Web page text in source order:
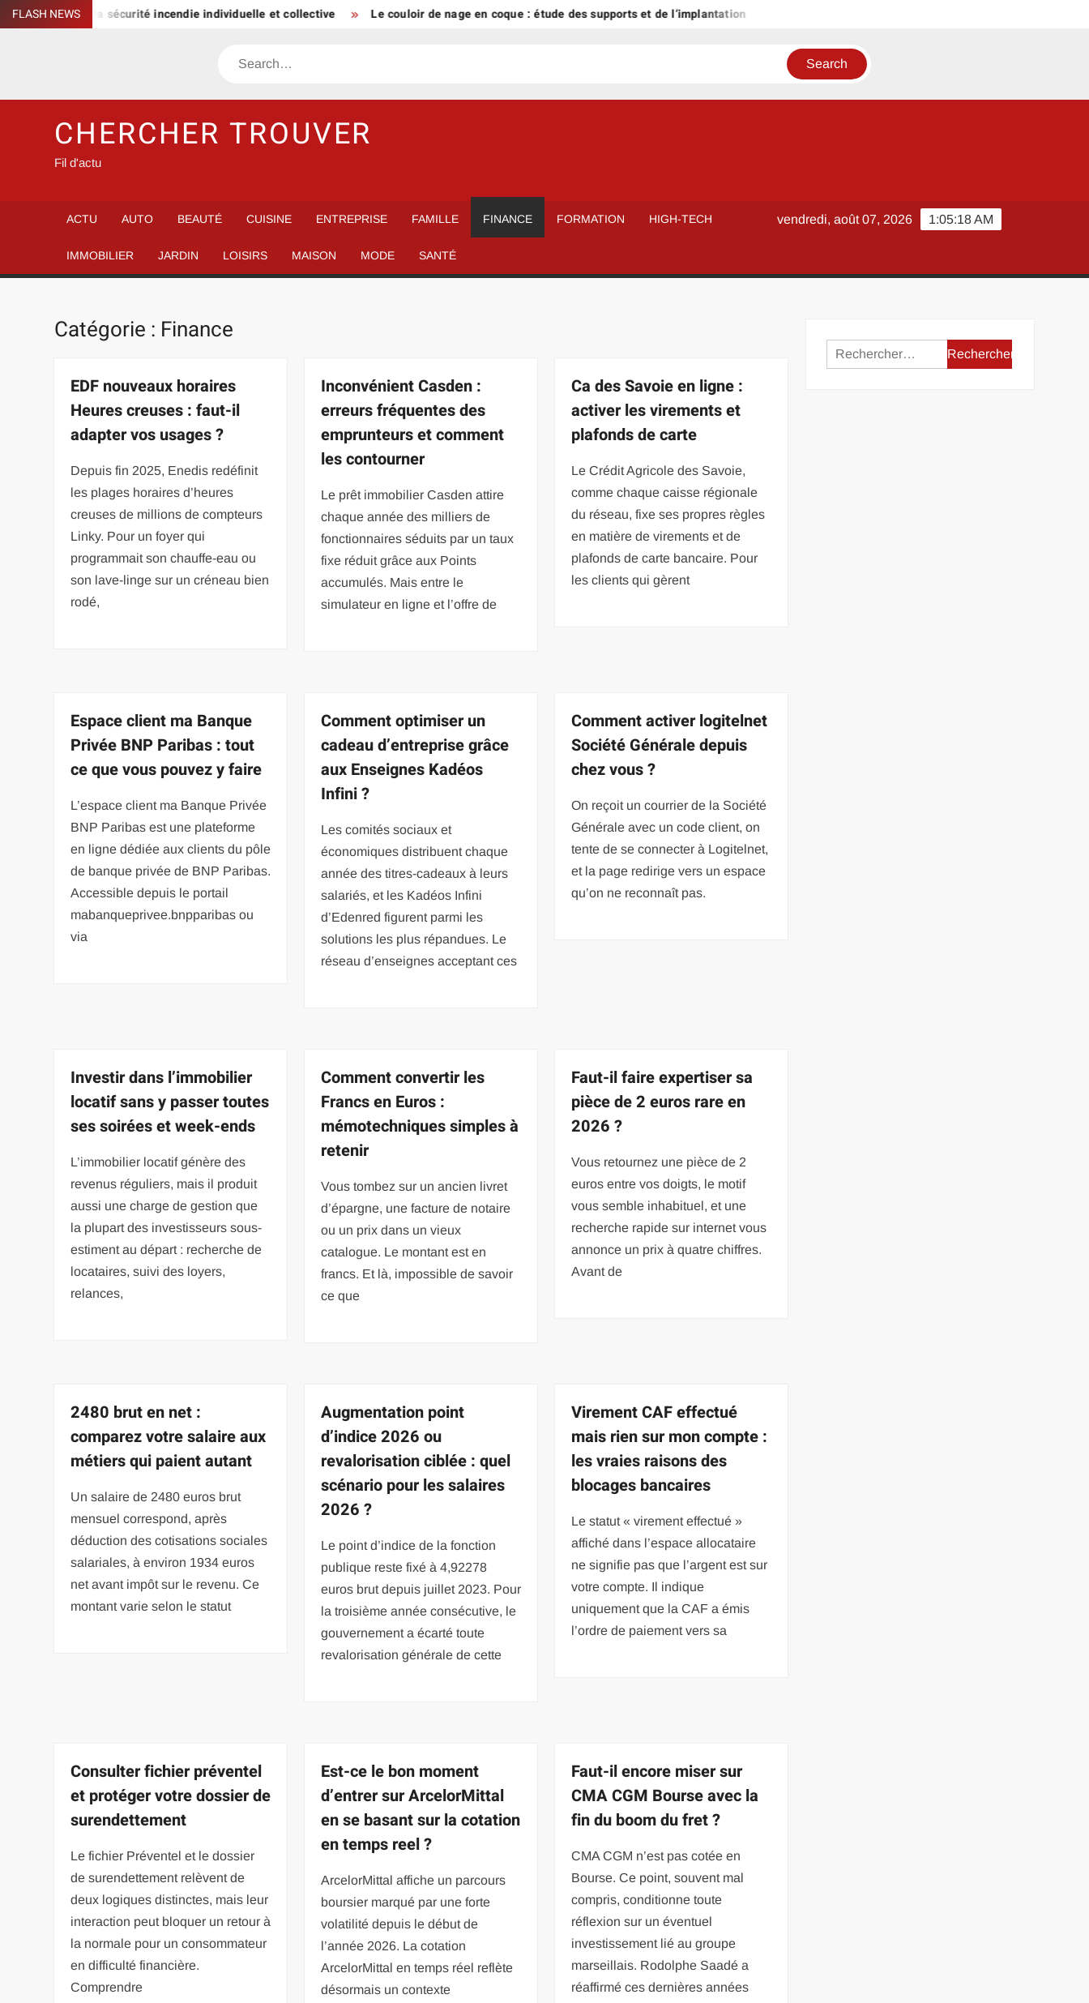
Skip
to
FLASH NEWS
pour la sécurité incendie individuelle et collective Le couloir de nage en coque : étude des supports et de l’implantation Littérature essai au Bac de français : stratégies pour gagner
Search
CHERCHER TROUVER
Fil d'actu
ACTU AUTO BEAUTÉ CUISINE ENTREPRISE FAMILLE FINANCE FORMATION HIGH-TECH
IMMOBILIER JARDIN LOISIRS MAISON MODE SANTÉ
1:05:19 AM
vendredi, août 07, 2026
Catégorie : Finance
EDF nouveaux horaires
Heures creuses : faut-il
adapter vos usages ?
Depuis fin 2025, Enedis redéfinit
les plages horaires d’heures
creuses de millions de compteurs
Linky. Pour un foyer qui
programmait son chauffe-eau ou
son lave-linge sur un créneau bien
rodé,
Inconvénient Casden :
erreurs fréquentes des
emprunteurs et comment
les contourner
Le prêt immobilier Casden attire
chaque année des milliers de
fonctionnaires séduits par un taux
fixe réduit grâce aux Points
accumulés. Mais entre le
simulateur en ligne et l’offre de
Ca des Savoie en ligne :
activer les virements et
plafonds de carte
Le Crédit Agricole des Savoie,
comme chaque caisse régionale
du réseau, fixe ses propres règles
en matière de virements et de
plafonds de carte bancaire. Pour
les clients qui gèrent
Espace client ma Banque
Privée BNP Paribas : tout
ce que vous pouvez y faire
L’espace client ma Banque Privée
BNP Paribas est une plateforme
en ligne dédiée aux clients du pôle
de banque privée de BNP Paribas.
Accessible depuis le portail
mabanqueprivee.bnpparibas ou
via
Comment optimiser un
cadeau d’entreprise grâce
aux Enseignes Kadéos
Infini ?
Les comités sociaux et
économiques distribuent chaque
année des titres-cadeaux à leurs
salariés, et les Kadéos Infini
d’Edenred figurent parmi les
solutions les plus répandues. Le
réseau d’enseignes acceptant ces
Comment activer logitelnet
Société Générale depuis
chez vous ?
On reçoit un courrier de la Société
Générale avec un code client, on
tente de se connecter à Logitelnet,
et la page redirige vers un espace
qu’on ne reconnaît pas.
Investir dans l’immobilier
locatif sans y passer toutes
ses soirées et week-ends
L’immobilier locatif génère des
revenus réguliers, mais il produit
aussi une charge de gestion que
la plupart des investisseurs sous-
estiment au départ : recherche de
locataires, suivi des loyers,
relances,
Comment convertir les
Francs en Euros :
mémotechniques simples à
retenir
Vous tombez sur un ancien livret
d’épargne, une facture de notaire
ou un prix dans un vieux
catalogue. Le montant est en
francs. Et là, impossible de savoir
ce que
Faut-il faire expertiser sa
pièce de 2 euros rare en
2026 ?
Vous retournez une pièce de 2
euros entre vos doigts, le motif
vous semble inhabituel, et une
recherche rapide sur internet vous
annonce un prix à quatre chiffres.
Avant de
2480 brut en net :
comparez votre salaire aux
métiers qui paient autant
Un salaire de 2480 euros brut
mensuel correspond, après
déduction des cotisations sociales
salariales, à environ 1934 euros
net avant impôt sur le revenu. Ce
montant varie selon le statut
Augmentation point
d’indice 2026 ou
revalorisation ciblée : quel
scénario pour les salaires
2026 ?
Le point d’indice de la fonction
publique reste fixé à 4,92278
euros brut depuis juillet 2023. Pour
la troisième année consécutive, le
gouvernement a écarté toute
revalorisation générale de cette
Virement CAF effectué
mais rien sur mon compte :
les vraies raisons des
blocages bancaires
Le statut « virement effectué »
affiché dans l’espace allocataire
ne signifie pas que l’argent est sur
votre compte. Il indique
uniquement que la CAF a émis
l’ordre de paiement vers sa
Consulter fichier préventel
et protéger votre dossier de
surendettement
Le fichier Préventel et le dossier
de surendettement relèvent de
deux logiques distinctes, mais leur
interaction peut bloquer un retour à
la normale pour un consommateur
en difficulté financière.
Comprendre
Est-ce le bon moment
d’entrer sur ArcelorMittal
en se basant sur la cotation
en temps reel ?
ArcelorMittal affiche un parcours
boursier marqué par une forte
volatilité depuis le début de
l’année 2026. La cotation
ArcelorMittal en temps réel reflète
désormais un contexte
Faut-il encore miser sur
CMA CGM Bourse avec la
fin du boom du fret ?
CMA CGM n’est pas cotée en
Bourse. Ce point, souvent mal
compris, conditionne toute
réflexion sur un éventuel
investissement lié au groupe
marseillais. Rodolphe Saadé a
réaffirmé ces dernières années
Rechercher :